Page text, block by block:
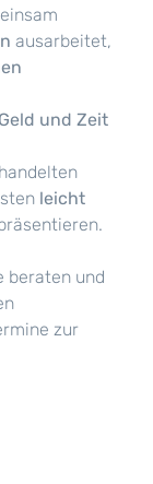
ausarbeitet,
und Zeit
leicht
beraten und
zur